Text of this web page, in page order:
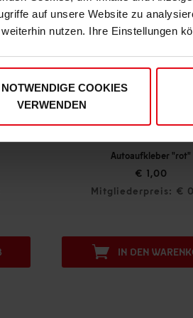
auf unsere Website zu
nutzen. Ihre Einstellungen
COOKIES
VERWENDEN
Autoaufkleber "rot"
€ 1,00
Mitgliederpreis: €
IN DEN